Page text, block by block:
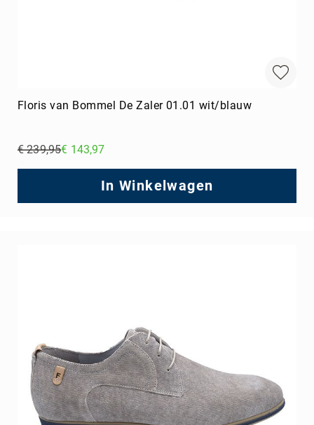
Floris van Bommel De Zaler 01.01 wit/blauw
€ 239,95€ 143,97
In Winkelwagen